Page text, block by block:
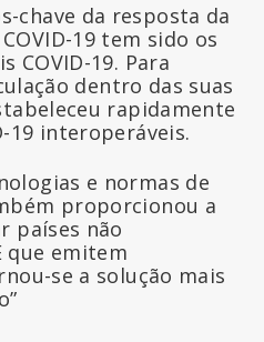
chave da resposta da
19 tem sido os
COVID-19. Para
dentro das suas
rapidamente
19 interoperáveis.
e normas de
proporcionou a
países não
que emitem
se a solução mais